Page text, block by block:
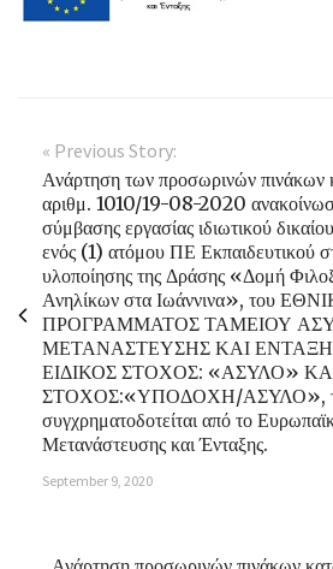
« Previous Story:
Ανάρτηση των προσωρινών πινάκων
αριθμ. 1010/19-08-2020
σύμβασης εργασίας ιδιωτικού
ενός (1) ατόμου ΠΕ Εκπαιδευτικού
υλοποίησης της Δράσης «Δομή
Ανηλίκων στα Ιωάννινα», του
ΠΡΟΓΡΑΜΜΑΤΟΣ ΤΑΜΕΙΟΥ
ΜΕΤΑΝΑΣΤΕΥΣΗΣ ΚΑΙ
ΕΙΔΙΚΟΣ ΣΤΟΧΟΣ: «ΑΣΥΛΟ»
ΣΤΟΧΟΣ:«ΥΠΟΔΟΧΗ/ΑΣΥΛΟ»,
συγχρηματοδοτείται από το
Μετανάστευσης και Ένταξης.
September 9, 2020